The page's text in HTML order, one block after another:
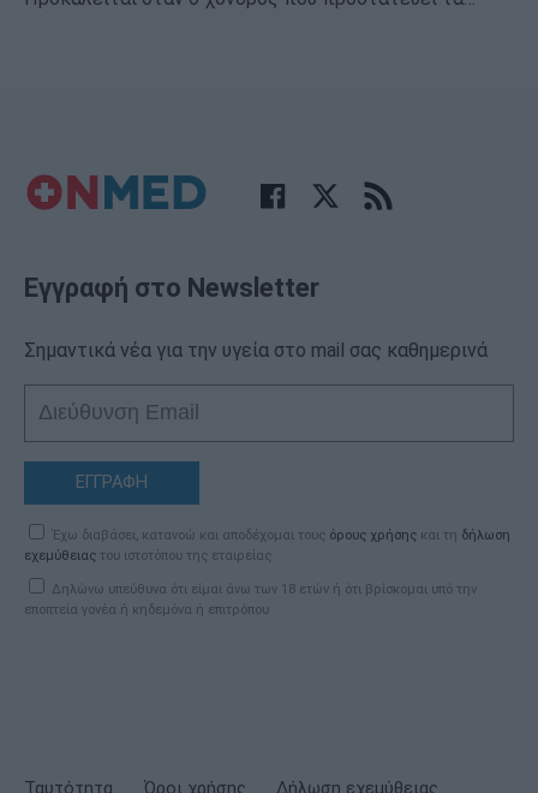
Εγγραφή στο Newsletter
Σημαντικά νέα για την υγεία στο mail σας καθημερινά
ΕΓΓΡΑΦΗ
Έχω διαβάσει, κατανοώ και αποδέχομαι τους όρους χρήσης και τη δήλωση
εχεμύθειας του ιστοτόπου της εταιρείας
Δηλώνω υπεύθυνα ότι είμαι άνω των 18 ετών ή ότι βρίσκομαι υπό την
εποπτεία γονέα ή κηδεμόνα ή επιτρόπου
Ταυτότητα Όροι χρήσης Δήλωση εχεμύθειας